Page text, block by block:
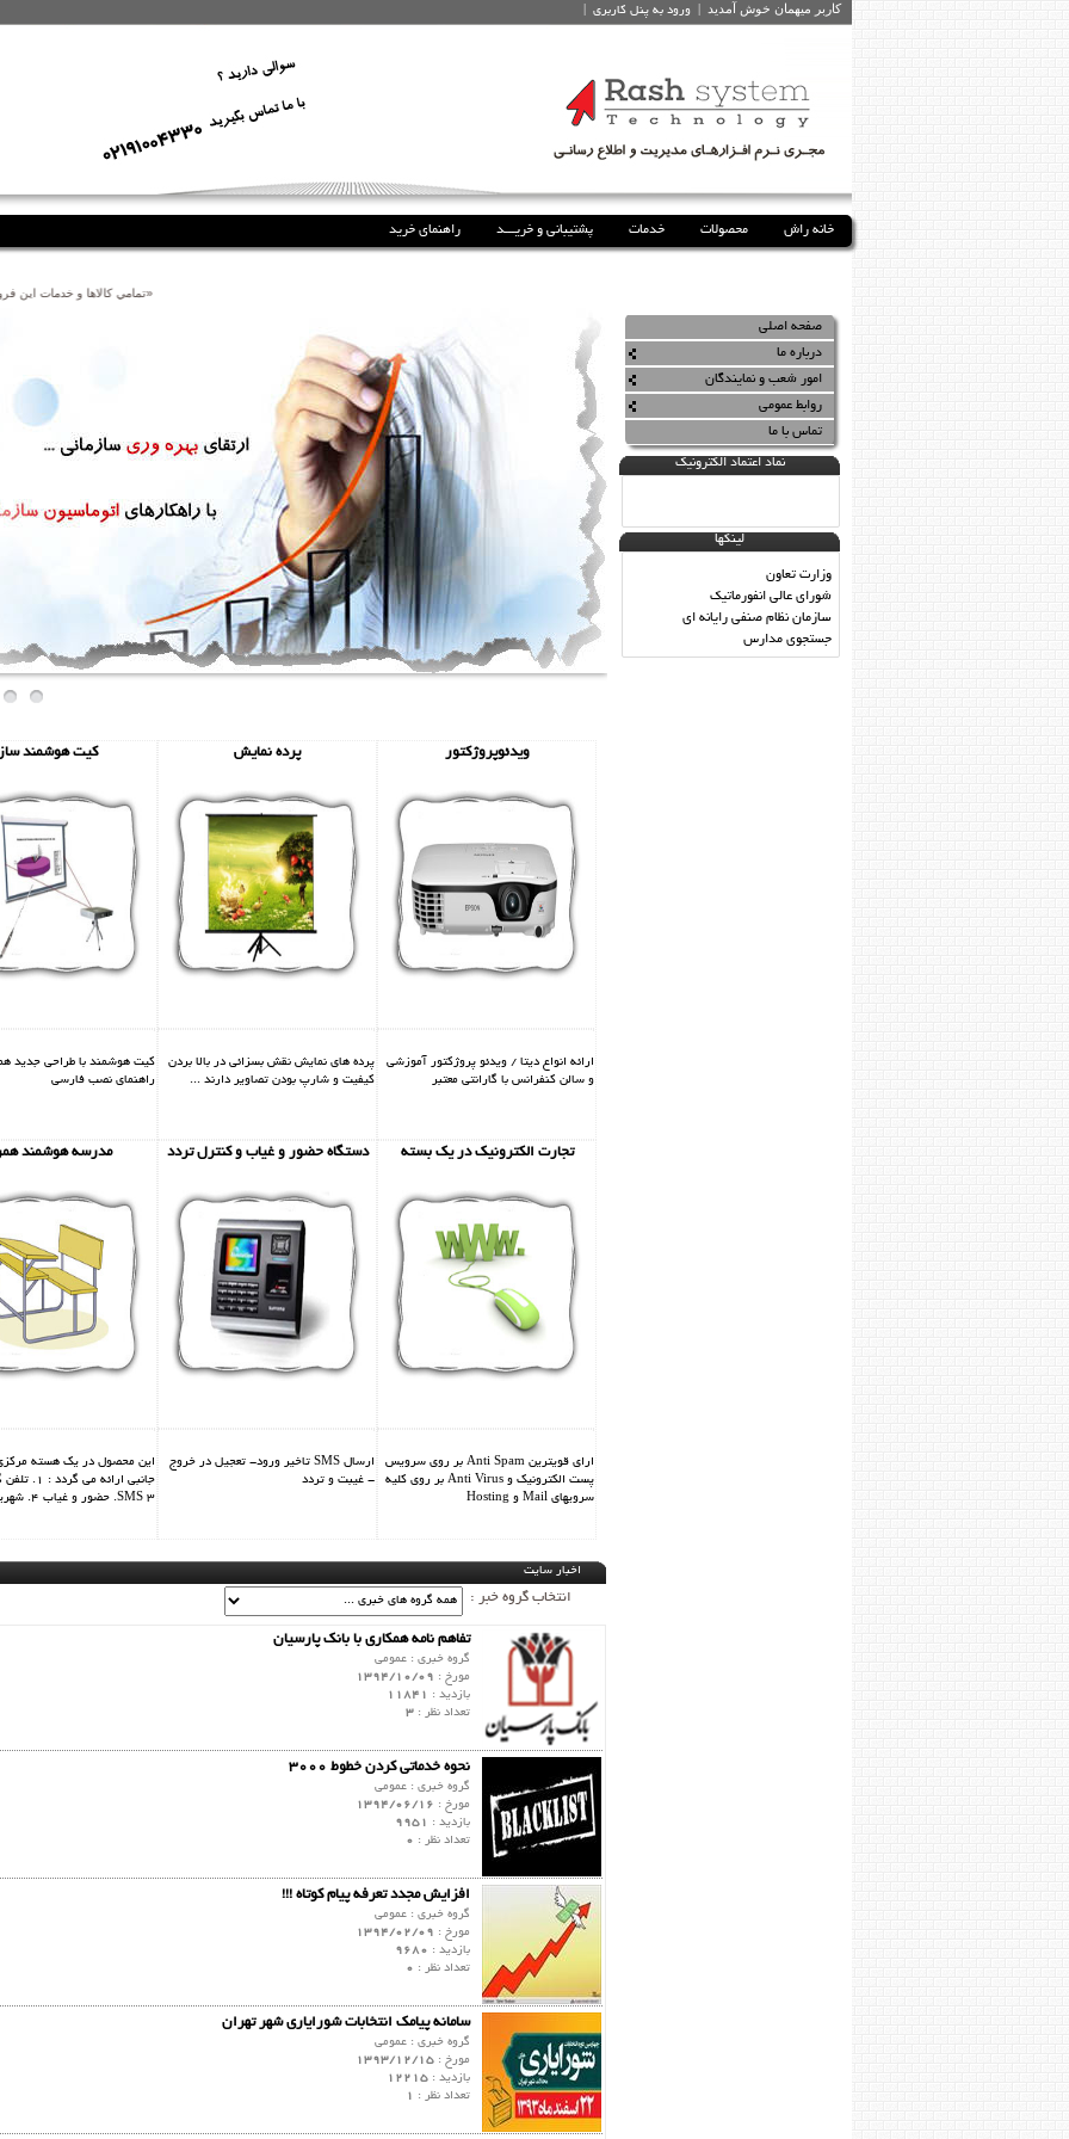
کاربر میهمان خوش آمديد | ورود به پنل کاربري |
خانه راش محصولات خدمات پشتیبانی و خریـــد راهنمای خرید
«تمامي كالاها و خدمات اين
صفحه اصلی
درباره ما
امور شعب و نمایندگان
روابط عمومی
تماس با ما
نماد اعتماد الکترونیک
لینکها
وزارت تعاون
شورای عالی انفورماتیک
سازمان نظام صنفی رایانه ای
جستجوی مدارس
ویدئوپروژکتور
ارائه انواع دیتا / ویدئو پروژکتور آموزشی
و سالن کنفرانس با گارانتی معتبر
پرده نمایش
پرده های نمایش نقش بسزائی در بالا بردن
کیفیت و شارپ بودن تصاویر دارند ...
کیت هوشمند
کیت هوشمند با طراحی جدید
راهنمای نصب فارسی
تجارت الکترونیک در یک بسته
اراي قويترين Anti Spam بر روي سرويس
پست الکترونيک و Anti Virus بر روي کليه
سرويهاي Mail و Hosting
دستگاه حضور و غیاب و کنترل تردد
ارسال SMS تاخیر ورود- تعجیل در خروج
- غیبت و تردد
مدرسه هوشمند
SMS 3. حضور و غیاب 4. شهریه
اخبار سایت
انتخاب گروه خبر :
تفاهم نامه همکاری با بانک پارسیان
گروه خبری : عمومي
مورخ : 1394/10/09
بازدید : 11841
تعداد نظر : 3
نحوه خدماتی کردن خطوط 3000
گروه خبری : عمومي
مورخ : 1394/06/16
بازدید : 9951
تعداد نظر : 0
افزایش مجدد تعرفه پیام کوتاه !!!
گروه خبری : عمومي
مورخ : 1394/02/09
بازدید : 9680
تعداد نظر : 0
سامانه پیامک انتخابات شورایاری شهر تهران
گروه خبری : عمومي
مورخ : 1393/12/15
بازدید : 12215
تعداد نظر : 1